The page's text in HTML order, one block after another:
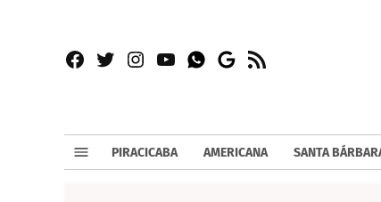
Facebook
TwitterInstagram
YouTubeWhatsapp
Google
RSS
PIRACICABA AMERICANA SANTA